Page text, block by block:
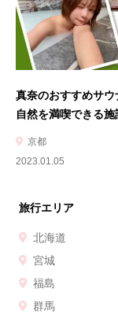
真奈のおすすめサ
自然を満喫できる
京都
2023.01.05
旅行エリア
北海道
宮城
福島
群馬